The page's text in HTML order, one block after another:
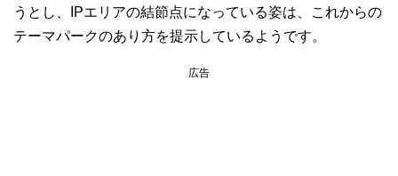
うとし、IPエリアの結節点になっている姿は、これからの
テーマパークのあり方を提示しているようです。
広告